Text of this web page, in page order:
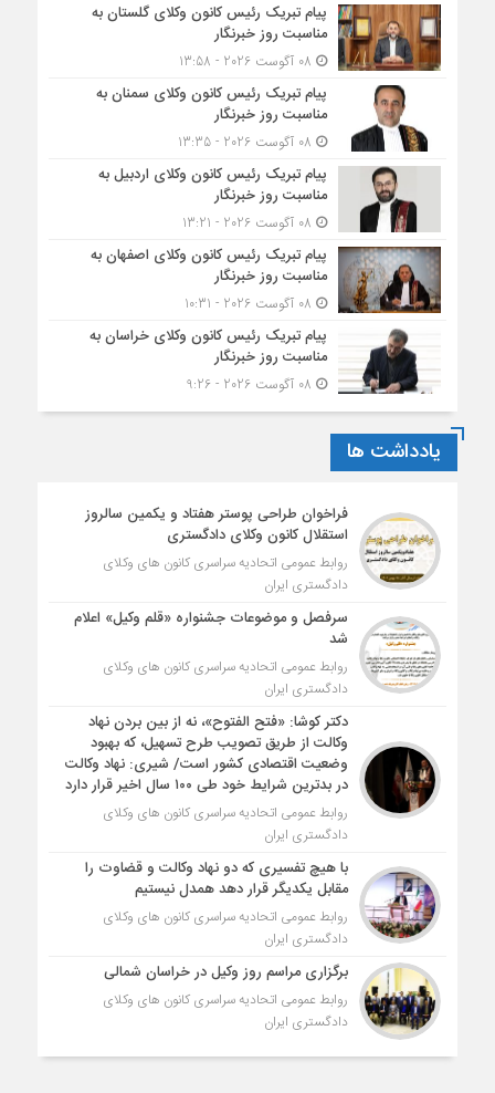
پیام تبریک رئیس کانون وکلای گلستان به
مناسبت روز خبرنگار
پیام تبریک رئیس کانون وکلای سمنان به
مناسبت روز خبرنگار
پیام تبریک رئیس کانون وکلای اردبیل به
مناسبت روز خبرنگار
پیام تبریک رئیس کانون وکلای اصفهان به
مناسبت روز خبرنگار
پیام تبریک رئیس کانون وکلای خراسان به
مناسبت روز خبرنگار
یادداشت ها
فراخوان طراحی پوستر هفتاد و یکمین سالروز
استقلال کانون وکلای دادگستری
روابط عمومی اتحادیه سراسری کانون های وکلای
دادگستری ایران
سرفصل و موضوعات جشنواره «قلم وکیل» اعلام
شد
روابط عمومی اتحادیه سراسری کانون های وکلای
دادگستری ایران
دکتر کوشا: «فتح الفتوح»، نه از بین بردن نهاد
وکالت از طریق تصویب طرح تسهیل، که بهبود
وضعیت اقتصادی کشور است/ شیری: نهاد وکالت
در بدترین شرایط خود طی ۱۰۰ سال اخیر قرار دارد
روابط عمومی اتحادیه سراسری کانون های وکلای
دادگستری ایران
با هیچ تفسیری که دو نهاد وکالت و قضاوت را
مقابل یکدیگر قرار دهد همدل نیستیم
روابط عمومی اتحادیه سراسری کانون های وکلای
دادگستری ایران
برگزاری مراسم روز وکیل در خراسان شمالی
روابط عمومی اتحادیه سراسری کانون های وکلای
دادگستری ایران